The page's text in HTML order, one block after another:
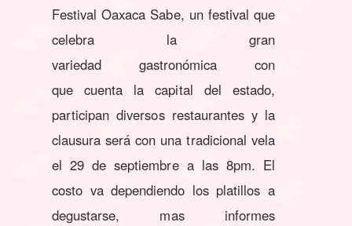
Festival Oaxaca Sabe, un festival que
celebra la gran
variedad gastronómica con
que cuenta la capital del estado,
participan diversos restaurantes y la
clausura será con una tradicional vela
el 29 de septiembre a las 8pm. El
costo va dependiendo los platillos a
degustarse, mas informes